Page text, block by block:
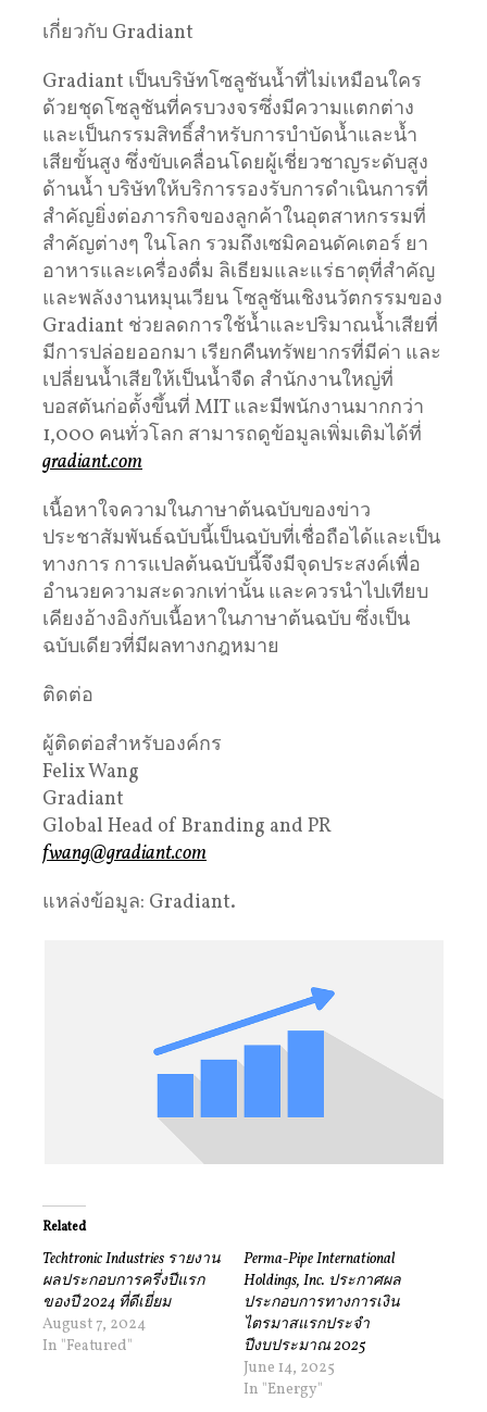
เกี่ยวกับ Gradiant
Gradiant เป็นบริษัทโซลูชันน้ำที่ไม่เหมือนใคร
ด้วยชุดโซลูชันที่ครบวงจรซึ่งมีความแตกต่าง
และเป็นกรรมสิทธิ์สำหรับการบำบัดน้ำและน้ำ
เสียขั้นสูง ซึ่งขับเคลื่อนโดยผู้เชี่ยวชาญระดับสูง
ด้านน้ำ บริษัทให้บริการรองรับการดำเนินการที่
สำคัญยิ่งต่อภารกิจของลูกค้าในอุตสาหกรรมที่
สำคัญต่างๆ ในโลก รวมถึงเซมิคอนดัคเตอร์ ยา
อาหารและเครื่องดื่ม ลิเธียมและแร่ธาตุที่สำคัญ
และพลังงานหมุนเวียน โซลูชันเชิงนวัตกรรมของ
Gradiant ช่วยลดการใช้น้ำและปริมาณน้ำเสียที่
มีการปล่อยออกมา เรียกคืนทรัพยากรที่มีค่า และ
เปลี่ยนน้ำเสียให้เป็นน้ำจืด สำนักงานใหญ่ที่
บอสตันก่อตั้งขึ้นที่ MIT และมีพนักงานมากกว่า
1,000 คนทั่วโลก สามารถดูข้อมูลเพิ่มเติมได้ที่
gradiant.com
เนื้อหาใจความในภาษาต้นฉบับของข่าว
ประชาสัมพันธ์ฉบับนี้เป็นฉบับที่เชื่อถือได้และเป็น
ทางการ การแปลต้นฉบับนี้จึงมีจุดประสงค์เพื่อ
อำนวยความสะดวกเท่านั้น และควรนำไปเทียบ
เคียงอ้างอิงกับเนื้อหาในภาษาต้นฉบับ ซึ่งเป็น
ฉบับเดียวที่มีผลทางกฎหมาย
ติดต่อ
ผู้ติดต่อสำหรับองค์กร
Felix Wang
Gradiant
Global Head of Branding and PR
fwang@gradiant.com
แหล่งข้อมูล: Gradiant.
Related
Techtronic Industries รายงาน
ผลประกอบการครึ่งปีแรก
ของปี 2024 ที่ดีเยี่ยม
August 7, 2024
In "Featured"
Perma-Pipe International
Holdings, Inc. ประกาศผล
ประกอบการทางการเงิน
ไตรมาสแรกประจำ
ปีงบประมาณ 2025
June 14, 2025
In "Energy"